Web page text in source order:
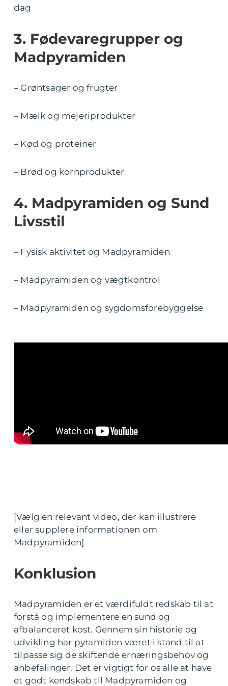
dag
3. Fødevaregrupper og
Madpyramiden
– Grøntsager og frugter
– Mælk og mejeriprodukter
– Kød og proteiner
– Brød og kornprodukter
4. Madpyramiden og Sund
Livsstil
– Fysisk aktivitet og Madpyramiden
– Madpyramiden og vægtkontrol
– Madpyramiden og sygdomsforebyggelse
[Vælg en relevant video, der kan illustrere
eller supplere informationen om
Madpyramiden]
Konklusion
Madpyramiden er et værdifuldt redskab til at
forstå og implementere en sund og
afbalanceret kost. Gennem sin historie og
udvikling har pyramiden været i stand til at
tilpasse sig de skiftende ernæringsbehov og
anbefalinger. Det er vigtigt for os alle at have
et godt kendskab til Madpyramiden og